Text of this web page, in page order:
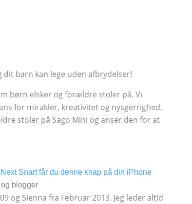
barn kan lege uden afbrydelser!
børn elsker og forældre stoler på. Vi
for mirakler, kreativitet og nysgerrighed,
stoler på Sago Mini og anser den for at
NextSnart får du denne knap på din iPhone
blogger
og Sienna fra Februar 2013. Jeg leder altid